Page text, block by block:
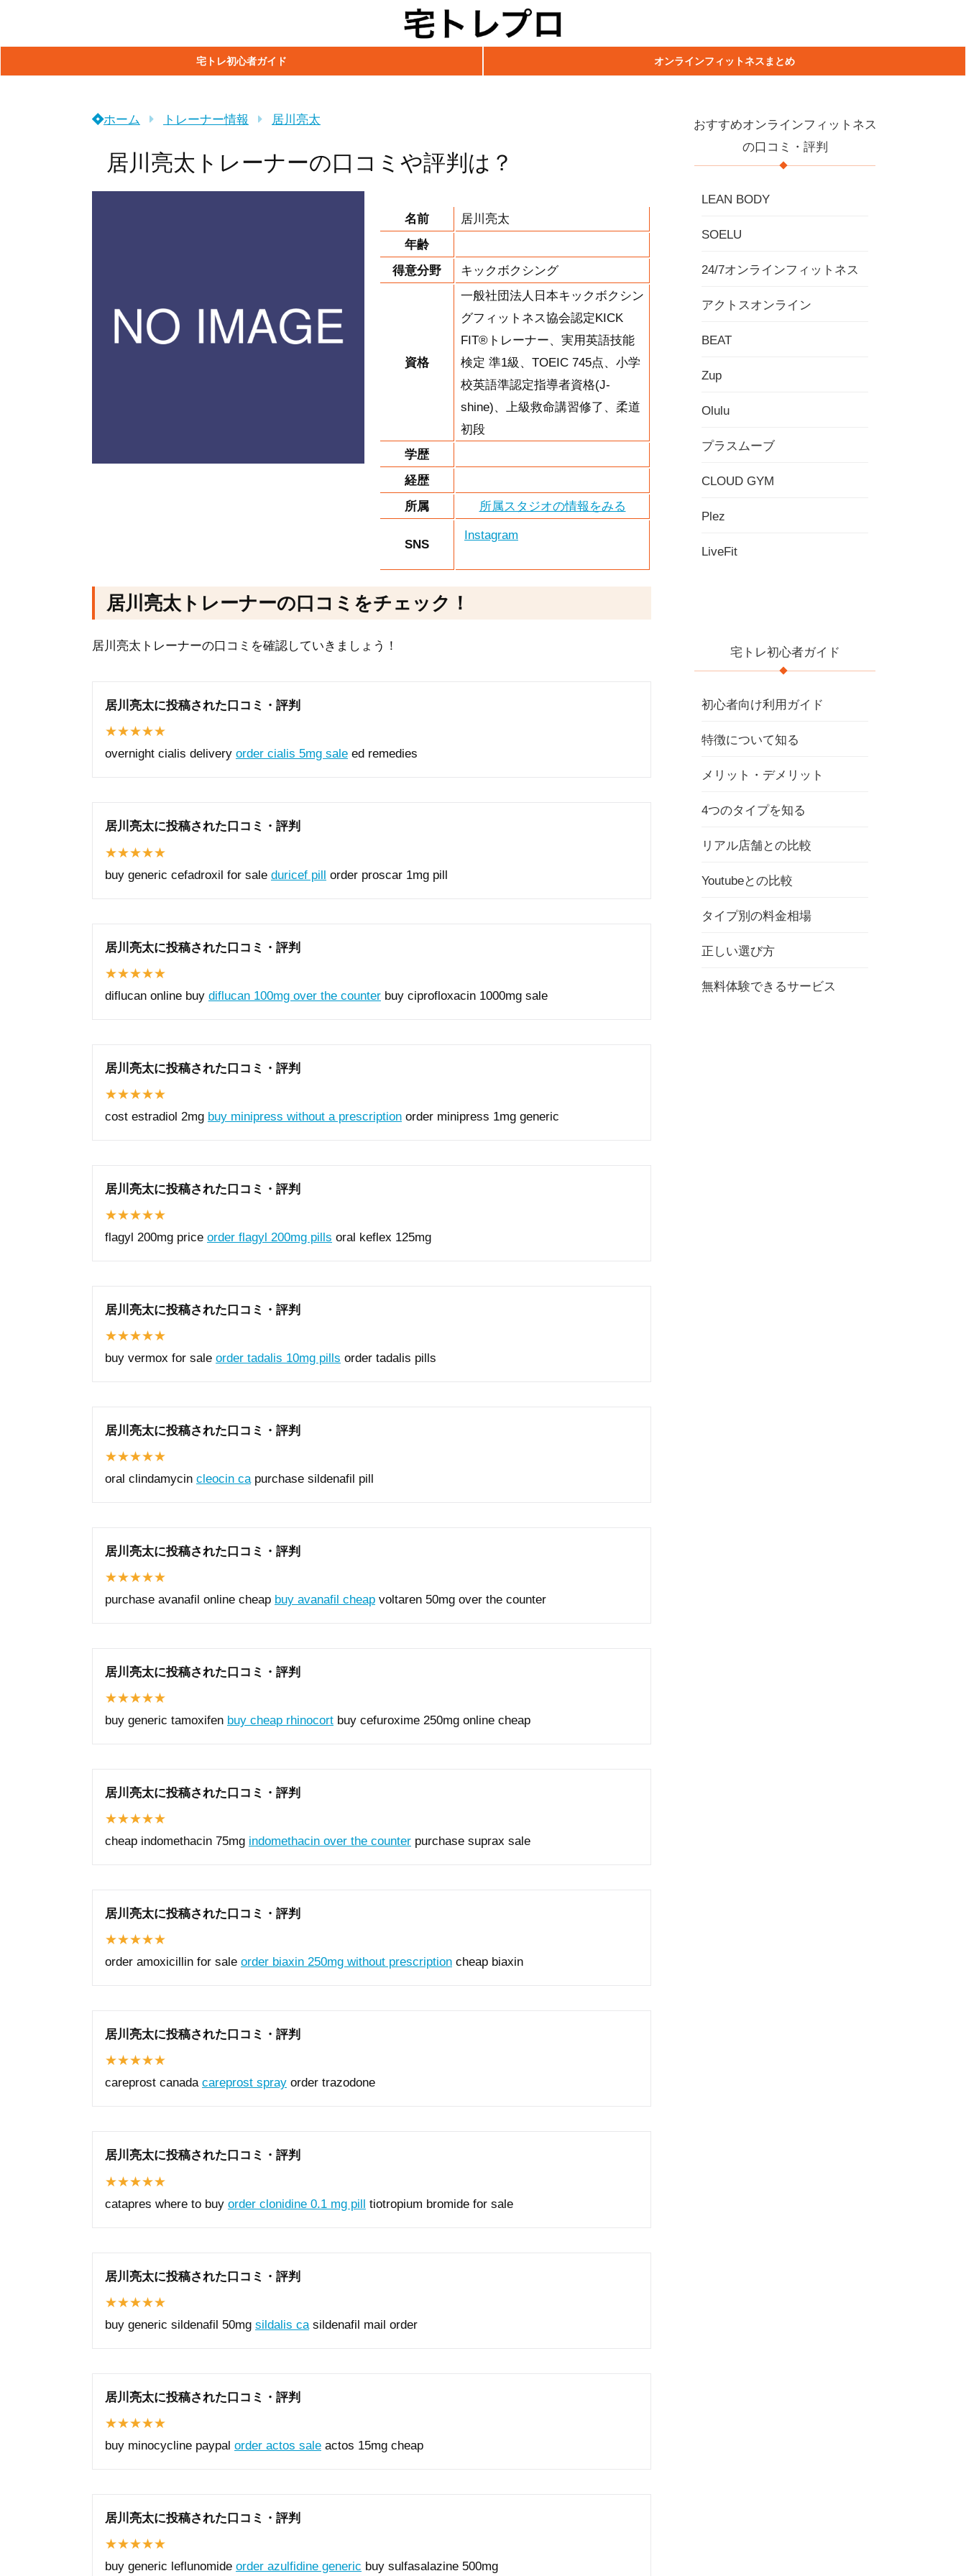
宅トレ初心者ガイド オンラインフィットネスまとめ
ホーム トレーナー情報 居川亮太
居川亮太トレーナーの口コミや評判は？
名前
居川亮太
年齢
得意分野
キックボクシング
資格
一般社団法人日本キックボクシン
グフィットネス協会認定KICK
FIT®トレーナー、実用英語技能
検定 準1級、TOEIC 745点、小学
校英語準認定指導者資格(J-
shine)、上級救命講習修了、柔道
初段
学歴
経歴
所属
所属スタジオの情報をみる
SNS
Instagram
居川亮太トレーナーの口コミをチェック！
居川亮太トレーナーの口コミを確認していきましょう！
居川亮太に投稿された口コミ・評判
overnight cialis delivery order cialis 5mg sale ed remedies
居川亮太に投稿された口コミ・評判
buy generic cefadroxil for sale duricef pill order proscar 1mg pill
居川亮太に投稿された口コミ・評判
diflucan online buy diflucan 100mg over the counter buy ciprofloxacin 1000mg sale
居川亮太に投稿された口コミ・評判
cost estradiol 2mg buy minipress without a prescription order minipress 1mg generic
居川亮太に投稿された口コミ・評判
flagyl 200mg price order flagyl 200mg pills oral keflex 125mg
居川亮太に投稿された口コミ・評判
buy vermox for sale order tadalis 10mg pills order tadalis pills
居川亮太に投稿された口コミ・評判
oral clindamycin cleocin capurchase sildenafil pill
居川亮太に投稿された口コミ・評判
purchase avanafil online cheap buy avanafil cheap voltaren 50mg over the counter
居川亮太に投稿された口コミ・評判
buy generic tamoxifen buy cheap rhinocort buy cefuroxime 250mg online cheap
居川亮太に投稿された口コミ・評判
cheap indomethacin 75mg indomethacin over the counter purchase suprax sale
居川亮太に投稿された口コミ・評判
order amoxicillin for sale order biaxin 250mg without prescription cheap biaxin
居川亮太に投稿された口コミ・評判
careprost canada careprost spray order trazodone
居川亮太に投稿された口コミ・評判
catapres where to buy order clonidine 0.1 mg pill tiotropium bromide for sale
居川亮太に投稿された口コミ・評判
buy generic sildenafil 50mg sildalis ca sildenafil mail order
居川亮太に投稿された口コミ・評判
buy minocycline paypal order actos sale actos 15mg cheap
居川亮太に投稿された口コミ・評判
buy generic leflunomide order azulfidine generic buy sulfasalazine 500mg
おすすめオンラインフィットネス
の口コミ・評判
LEAN BODY
SOELU
24/7オンラインフィットネス
アクトスオンライン
BEAT
Zup
Olulu
プラスムーブ
CLOUD GYM
Plez
LiveFit
宅トレ初心者ガイド
初心者向け利用ガイド
特徴について知る
メリット・デメリット
4つのタイプを知る
リアル店舗との比較
Youtubeとの比較
タイプ別の料金相場
正しい選び方
無料体験できるサービス